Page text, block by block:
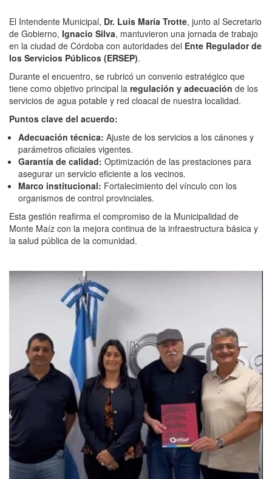
El Intendente Municipal, Dr. Luis María Trotte, junto al Secretario
de Gobierno, Ignacio Silva, mantuvieron una jornada de trabajo
en la ciudad de Córdoba con autoridades del Ente Regulador de
los Servicios Públicos (ERSEP).
Durante el encuentro, se rubricó un convenio estratégico que
tiene como objetivo principal la regulación y adecuación de los
servicios de agua potable y red cloacal de nuestra localidad.
Puntos clave del acuerdo:
Adecuación técnica: Ajuste de los servicios a los cánones y
parámetros oficiales vigentes.
Garantía de calidad: Optimización de las prestaciones para
asegurar un servicio eficiente a los vecinos.
Marco institucional: Fortalecimiento del vínculo con los
organismos de control provinciales.
Esta gestión reafirma el compromiso de la Municipalidad de
Monte Maíz con la mejora continua de la infraestructura básica y
la salud pública de la comunidad.